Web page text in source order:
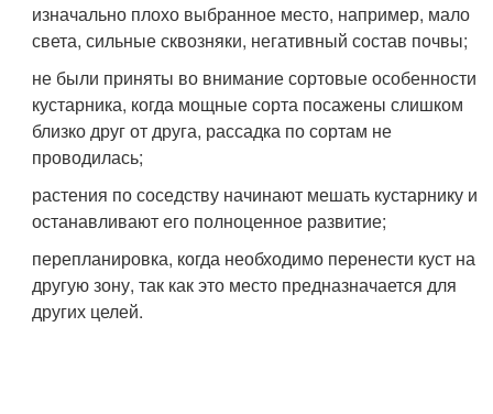
изначально плохо выбранное место, например, мало
света, сильные сквозняки, негативный состав почвы;
не были приняты во внимание сортовые особенности
кустарника, когда мощные сорта посажены слишком
близко друг от друга, рассадка по сортам не
проводилась;
растения по соседству начинают мешать кустарнику и
останавливают его полноценное развитие;
перепланировка, когда необходимо перенести куст на
другую зону, так как это место предназначается для
других целей.